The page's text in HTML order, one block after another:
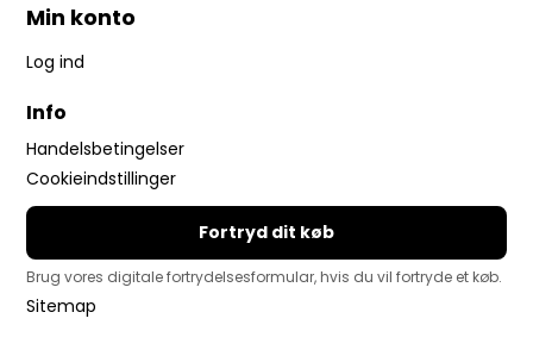
Min konto
Log ind
Info
Handelsbetingelser
Cookieindstillinger
Fortryd dit køb
Brug vores digitale fortrydelsesformular, hvis du vil fortryde et køb.
Sitemap